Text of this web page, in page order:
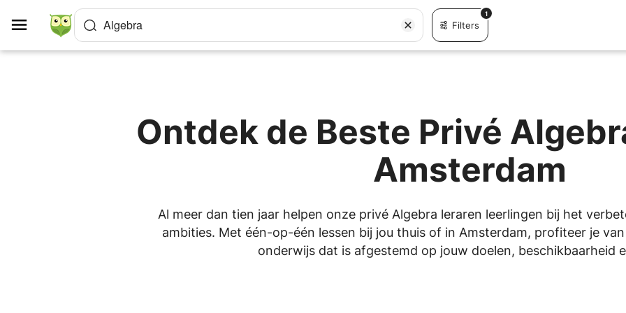
Algebra Filters
1
Ontdek de Beste Privé
Amsterdam
Al meer dan tien jaar helpen onze privé Algebra leraren leerlingen bij het
ambities. Met één-op-één lessen bij jou thuis of in Amsterdam, profiteer je
onderwijs dat is afgestemd op jouw doelen, beschikbaarheid